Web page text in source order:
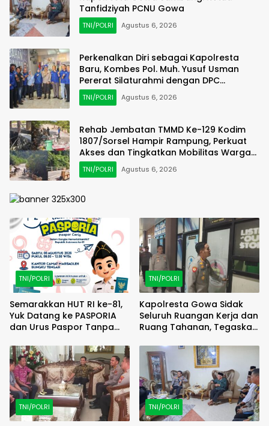
Tanfidziyah PCNU Gowa
TNI/POLRI Agustus 6, 2026
Perkenalkan Diri sebagai Kapolresta
Baru, Kombes Pol. Muh. Yusuf Usman
Pererat Silaturahmi dengan DPC
Demokrat Gowa
TNI/POLRI Agustus 6, 2026
Rehab Jembatan TMMD Ke-129 Kodim
1807/Sorsel Hampir Rampung, Perkuat
Akses dan Tingkatkan Mobilitas Warga
Kampung Sesor
TNI/POLRI Agustus 6, 2026
TNI/POLRI
Semarakkan HUT RI ke-81,
Yuk Datang ke PASPORIA
dan Urus Paspor Tanpa
TNI/POLRI
Kapolresta Gowa Sidak
Seluruh Ruangan Kerja dan
Ruang Tahanan, Tegaskan
Pelayanan Prima
TNI/POLRI TNI/POLRI